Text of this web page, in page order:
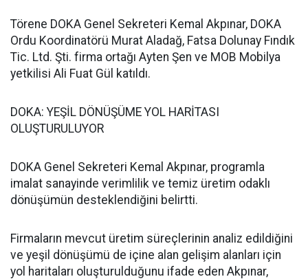
Törene DOKA Genel Sekreteri Kemal Akpınar, DOKA
Ordu Koordinatörü Murat Aladağ, Fatsa Dolunay Fındık
Tic. Ltd. Şti. firma ortağı Ayten Şen ve MOB Mobilya
yetkilisi Ali Fuat Gül katıldı.
DOKA: YEŞİL DÖNÜŞÜME YOL HARİTASI
OLUŞTURULUYOR
DOKA Genel Sekreteri Kemal Akpınar, programla
imalat sanayinde verimlilik ve temiz üretim odaklı
dönüşümün desteklendiğini belirtti.
Firmaların mevcut üretim süreçlerinin analiz edildiğini
ve yeşil dönüşümü de içine alan gelişim alanları için
yol haritaları oluşturulduğunu ifade eden Akpınar,